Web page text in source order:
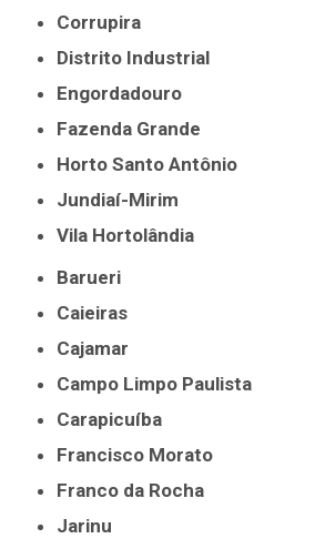
Corrupira
Distrito Industrial
Engordadouro
Fazenda Grande
Horto Santo Antônio
Jundiaí-Mirim
Vila Hortolândia
Barueri
Caieiras
Cajamar
Campo Limpo Paulista
Carapicuíba
Francisco Morato
Franco da Rocha
Jarinu